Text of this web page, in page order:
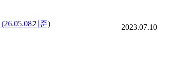
기준) 2023.07.10